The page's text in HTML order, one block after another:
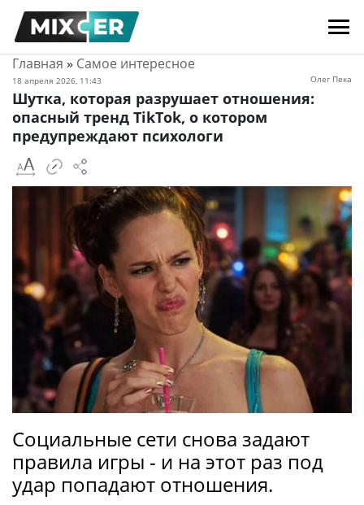
Главная » Самое интересное
18 апреля 2026, 11:43 Олег Пека
Шутка, которая разрушает отношения:
опасный тренд TikTok, о котором
предупреждают психологи
Социальные сети снова задают
правила игры - и на этот раз под
удар попадают отношения.